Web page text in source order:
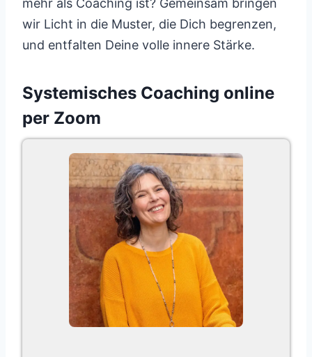
mehr als Coaching ist? Gemeinsam bringen
wir Licht in die Muster, die Dich begrenzen,
und entfalten Deine volle innere Stärke.
Systemisches Coaching online
per Zoom